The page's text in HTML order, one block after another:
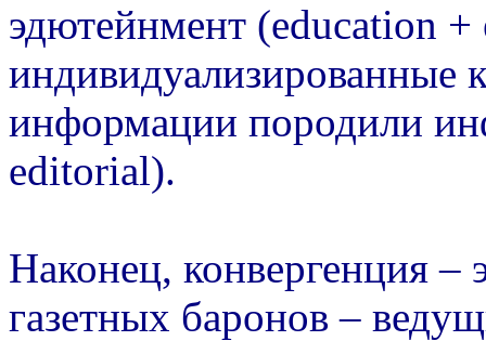
эдютейнмент (education +
индивидуализированные
информации породили
editorial).
Наконец, конвергенция –
газетных баронов –